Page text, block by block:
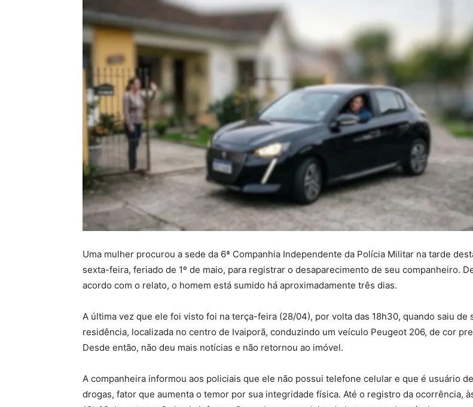
Uma mulher procurou a sede da 6ª Companhia Independente da Polícia Militar na tarde
sexta-feira, feriado de 1º de maio, para registrar o desaparecimento de seu companheiro.
acordo com o relato, o homem está sumido há aproximadamente três dias.
A última vez que ele foi visto foi na terça-feira (28/04), por volta das 18h30, quando saiu de
residência, localizada no centro de Ivaiporã, conduzindo um veículo Peugeot 206, de cor
Desde então, não deu mais notícias e não retornou ao imóvel.
A companheira informou aos policiais que ele não possui telefone celular e que é usuário de
drogas, fator que aumenta o temor por sua integridade física. Até o registro da ocorrência,